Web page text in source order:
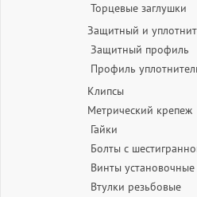
Торцевые заглушки
Защитный и
Защитный профиль
Профиль
Клипсы
Метрический крепеж
Гайки
Болты с
Винты установочные
Втулки резьбовые